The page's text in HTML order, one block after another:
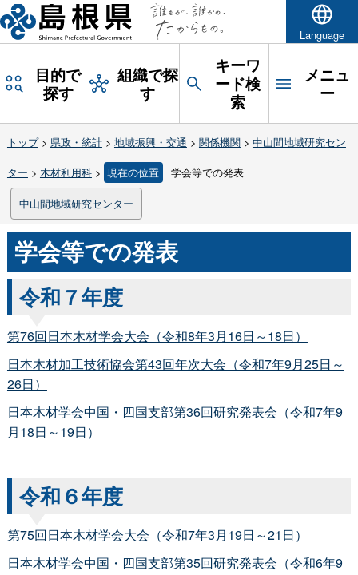
Language
目的で
探す
組織で探
す
キーワ
ード検
索
メニュ
ー
トップ> 県政・統計> 地域振興・交通 > 関係機関> 中山間地域研究セン
ター > 木材利用科> 現在の位置 学会等での発表
中山間地域研究センター
学会等での発表
令和７年度
第76回日本木材学会大会（令和8年3月16日～18日）
日本木材加工技術協会第43回年次大会（令和7年9月25日～
26日）
日本木材学会中国・四国支部第36回研究発表会（令和7年9
月18日～19日）
令和６年度
第75回日本木材学会大会（令和7年3月19日～21日）
日本木材学会中国・四国支部第35回研究発表会（令和6年9